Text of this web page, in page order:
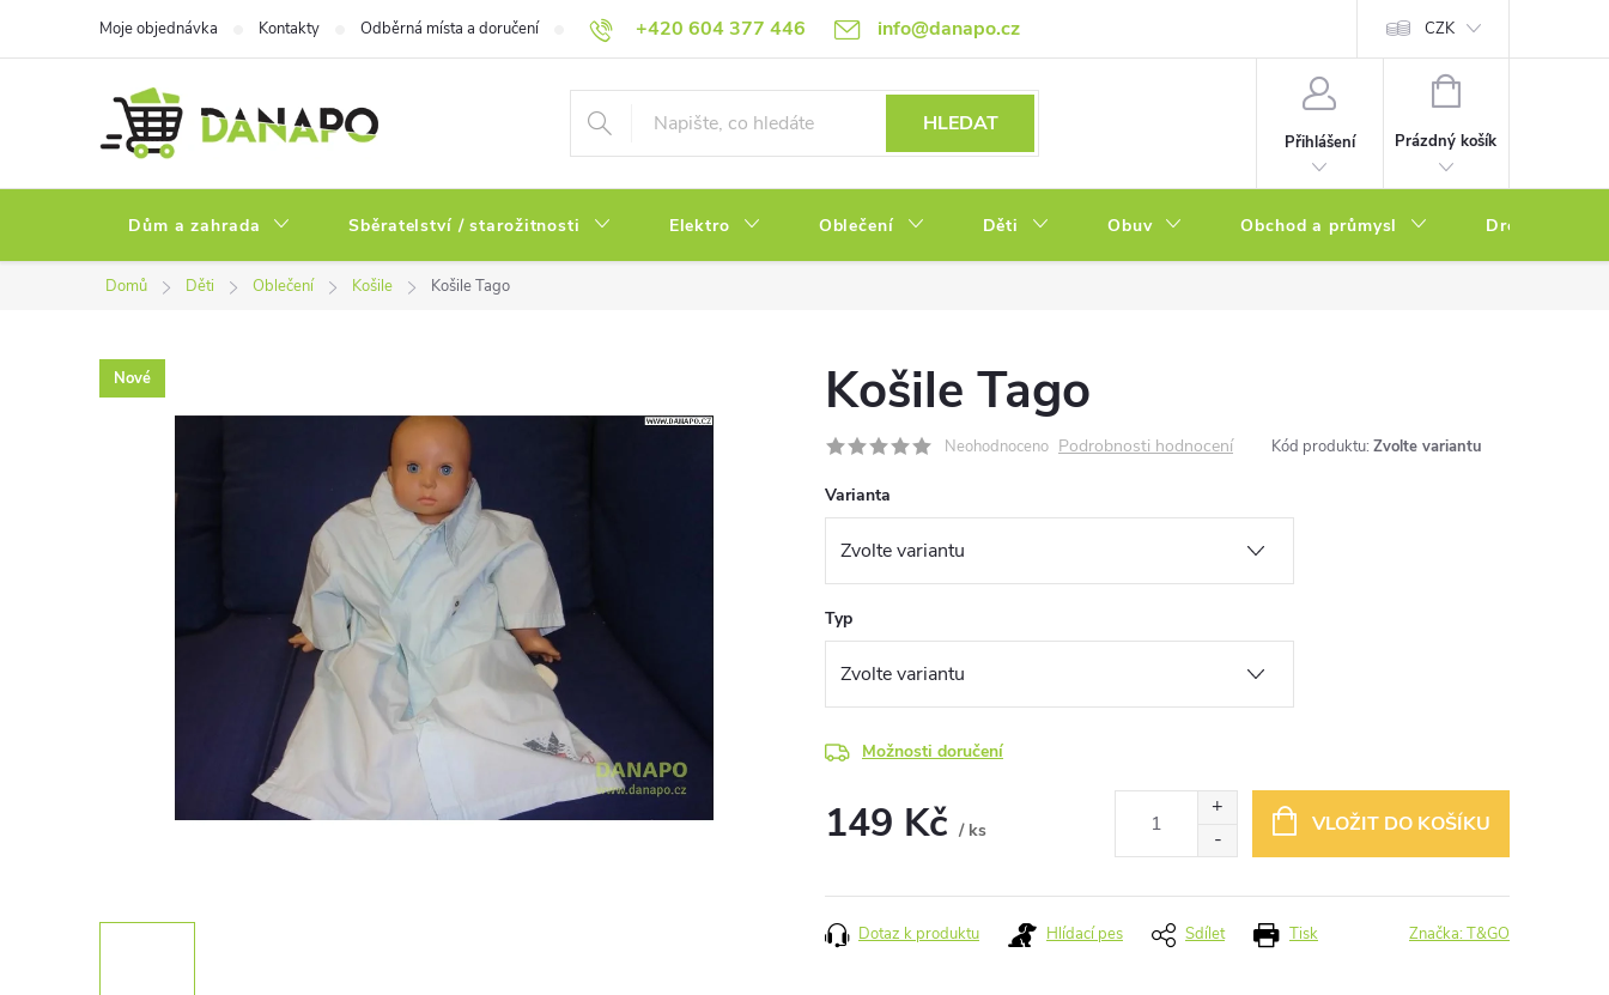
+420 604 377 446 info@danapo.cz
Moje objednávka Kontakty Odběrná místa a doručení Hodnocení obchodu Obchodní podmínky Reklamace a výměna zboží Podmínky ochrany osobních údajů Soubory cookies
CZK
HLEDAT
Přihlášení
NÁKUPNÍ
Prázdný košík
Dům a zahrada Sběratelství / starožitnosti Elektro Oblečení Děti Obuv Obchod a průmysl Drogerie
Domů Děti Oblečení Košile Košile Tago
Nové Košile Tago
Neohodnoceno Podrobnosti hodnocení Kód produktu: Zvolte variantu
Varianta
Typ
Možnosti doručení
149 Kč / ks
VLOŽIT DO KOŠÍKU
Tisk
Dotaz k produktu Hlídací pes Sdílet Značka:T&GO